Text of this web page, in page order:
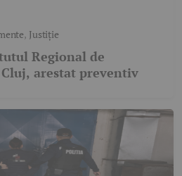
, Justiție
Regional de
arestat preventiv